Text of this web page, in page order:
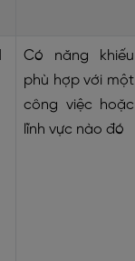
Có năng khiếu
phù hợp với một
công việc hoặc
lĩnh vực nào đó